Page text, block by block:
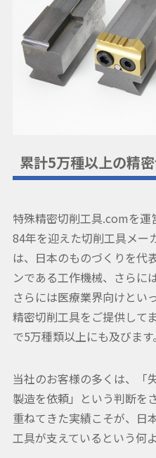
累計5万種以上の精
特殊精密切削工具.comを
84年を迎えた切削工具メー
は、日本のものづくりを代
ンである工作機械、さらに
さらには医療業界向けとい
精密切削工具をご提供して
で5万種類以上にも及びます。
当社のお客様の多くは、「
製造を依頼」という判断を
重ねてきた実績こそが、日
工具が支えているという何